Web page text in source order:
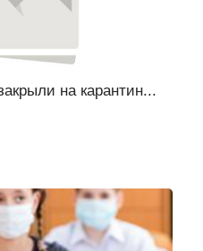
на карантин...